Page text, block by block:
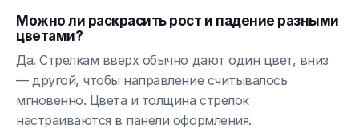
Можно ли раскрасить рост и падение разными
цветами?
Да. Стрелкам вверх обычно дают один цвет, вниз
— другой, чтобы направление считывалось
мгновенно. Цвета и толщина стрелок
настраиваются в панели оформления.